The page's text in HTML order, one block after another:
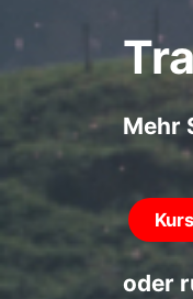
Mehr
oder